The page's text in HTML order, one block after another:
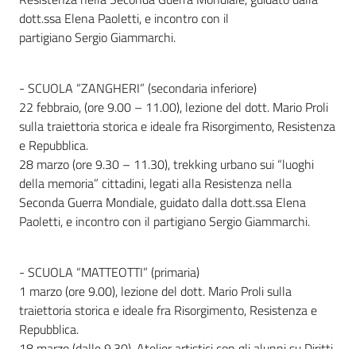
dott.ssa Elena Paoletti, e incontro con il
partigiano Sergio Giammarchi.
- SCUOLA “ZANGHERI” (secondaria inferiore)
22 febbraio, (ore 9.00 – 11.00), lezione del dott. Mario Proli
sulla traiettoria storica e ideale fra Risorgimento, Resistenza
e Repubblica.
28 marzo (ore 9.30 – 11.30), trekking urbano sui “luoghi
della memoria” cittadini, legati alla Resistenza nella
Seconda Guerra Mondiale, guidato dalla dott.ssa Elena
Paoletti, e incontro con il partigiano Sergio Giammarchi.
- SCUOLA “MATTEOTTI” (primaria)
1 marzo (ore 9.00), lezione del dott. Mario Proli sulla
traiettoria storica e ideale fra Risorgimento, Resistenza e
Repubblica.